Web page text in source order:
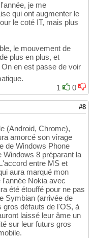
je me
qui ont augmenter le
le coté IT, mais plus
le mouvement de
plus en plus, et
On en est passe de voir
1
0
#8
(Android, Chrome),
amorcé son virage
de Windows Phone
Windows 8 préparant la
entre MS et
aura marqué mon
l'année Nokia avec
été étouffé pour ne pas
Symbian (arrivée de
gros défauts de l'OS, à
laissé leur âme un
sur leur futurs gros